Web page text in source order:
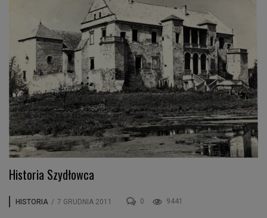
Historia Szydłowca
HISTORIA / 7 GRUDNIA 2011 0 9441